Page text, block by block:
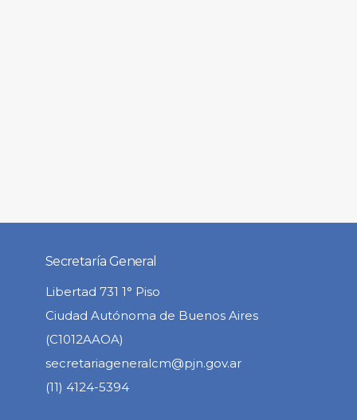
Secretaría General
Libertad 731 1° Piso
Ciudad Autónoma de Buenos Aires
(C1012AAOA)
secretariageneralcm@pjn.gov.ar
(11) 4124-5394